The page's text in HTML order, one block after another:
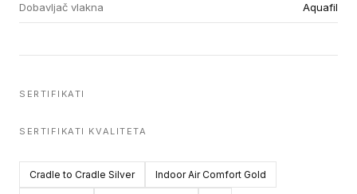
Dobavljač vlakna Aquafil
SERTIFIKATI
SERTIFIKATI KVALITETA
Cradle to Cradle Silver Indoor Air Comfort Gold